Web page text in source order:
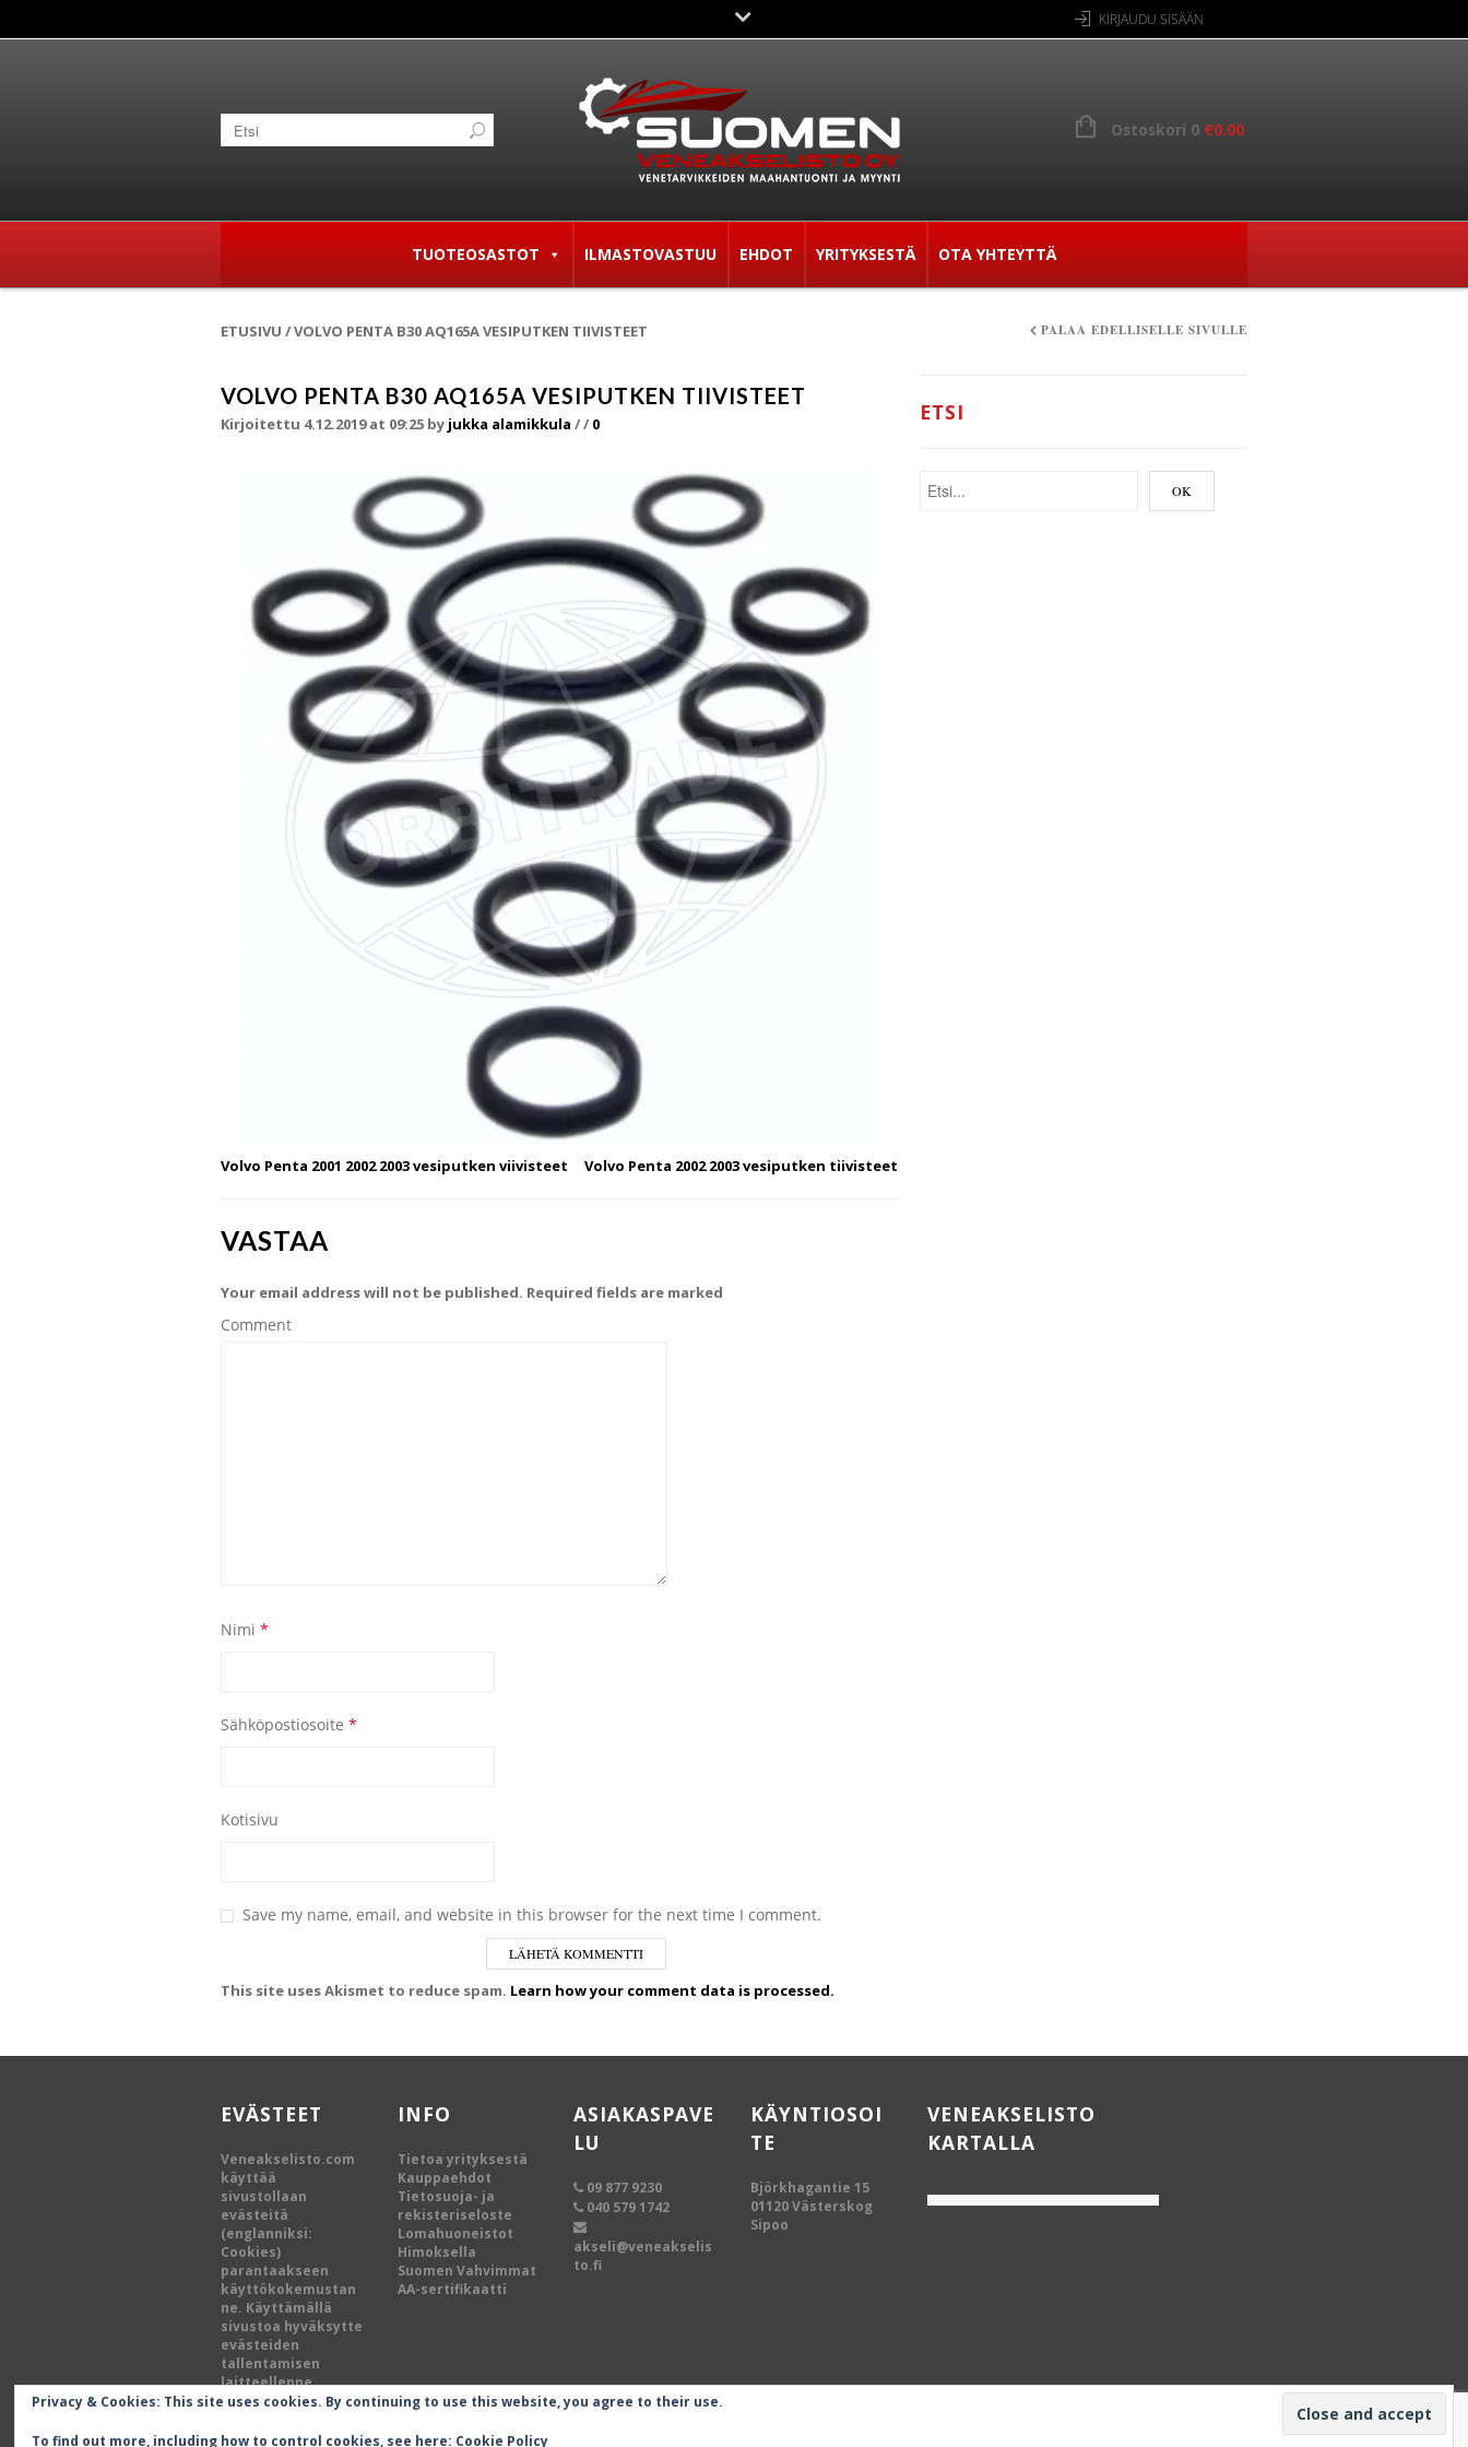
KIRJAUDU SISÄÄN
Ostoskori 0 €0.00
TUOTEOSASTOT ILMASTOVASTUU EHDOT YRITYKSESTÄ OTA YHTEYTTÄ
ETUSIVU /VOLVO PENTA B30 AQ165A VESIPUTKEN TIIVISTEET PALAA EDELLISELLE SIVULLE
VOLVO PENTA B30 AQ165A VESIPUTKEN TIIVISTEET
Kirjoitettu 4.12.2019 at 09:25 by jukka alamikkula // 0
Volvo Penta 2001 2002 2003 vesiputken viivisteet Volvo Penta 2002 2003 vesiputken tiivisteet
VASTAA
Your email address will not be published. Required fields are marked
Comment
Nimi *
Sähköpostiosoite *
Kotisivu
Save my name, email, and website in this browser for the next time I comment.
This site uses Akismet to reduce spam. Learn how your comment data is processed.
ETSI
EVÄSTEET
Veneakselisto.com
käyttää
sivustollaan
evästeitä
(englanniksi:
Cookies)
parantaakseen
käyttökokemustan
ne. Käyttämällä
sivustoa hyväksytte
evästeiden
tallentamisen
laitteellenne.
INFO
Tietoa yrityksestä
Kauppaehdot
Tietosuoja- ja
rekisteriseloste
Lomahuoneistot
Himoksella
Suomen Vahvimmat
AA-sertifikaatti
ASIAKASPAVE
LU
09 877 9230
040 579 1742
akseli@veneakselis
to.fi
KÄYNTIOSOI
TE
Björkhagantie 15
01120 Västerskog
Sipoo
VENEAKSELISTO
KARTALLA
Privacy & Cookies: This site uses cookies. By continuing to use this website, you agree to their use.
To find out more, including how to control cookies, see here: Cookie Policy